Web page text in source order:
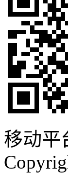
移动平